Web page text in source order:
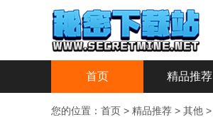
首页 精品推荐
您的位置： 首页 > 精品推荐 > 其他 >